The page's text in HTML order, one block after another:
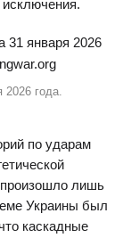
исключения.
2026 года.
по ударам
произошло лишь
Украины был
каскадные